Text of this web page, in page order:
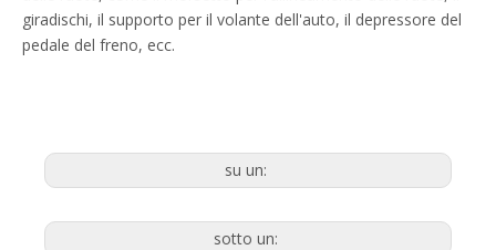
giradischi, il supporto per il volante dell'auto, il depressore del
pedale del freno, ecc.
su un:
sotto un: